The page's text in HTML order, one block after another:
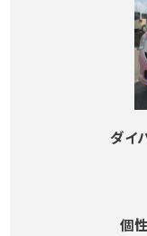
ダイ
個